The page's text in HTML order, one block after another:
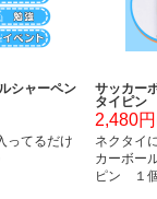
シャーペン
ってるだけ
サッカー
タイピ
2,480
ネクタイ
カーボー
ピン １